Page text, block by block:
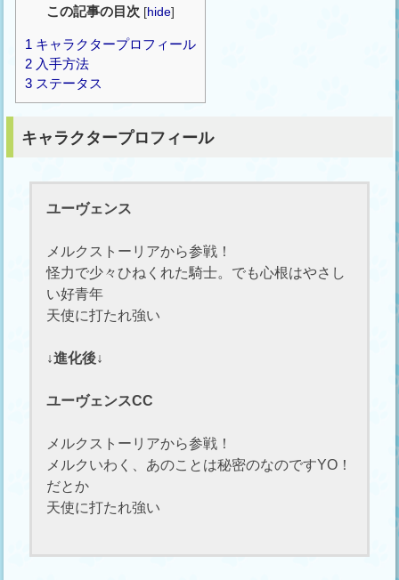
この記事の目次 [hide]
1 キャラクタープロフィール
2 入手方法
3 ステータス
キャラクタープロフィール
ユーヴェンス
メルクストーリアから参戦！
怪力で少々ひねくれた騎士。でも心根はやさし
い好青年
天使に打たれ強い
↓進化後↓
ユーヴェンスCC
メルクストーリアから参戦！
メルクいわく、あのことは秘密のなのですYO！
だとか
天使に打たれ強い